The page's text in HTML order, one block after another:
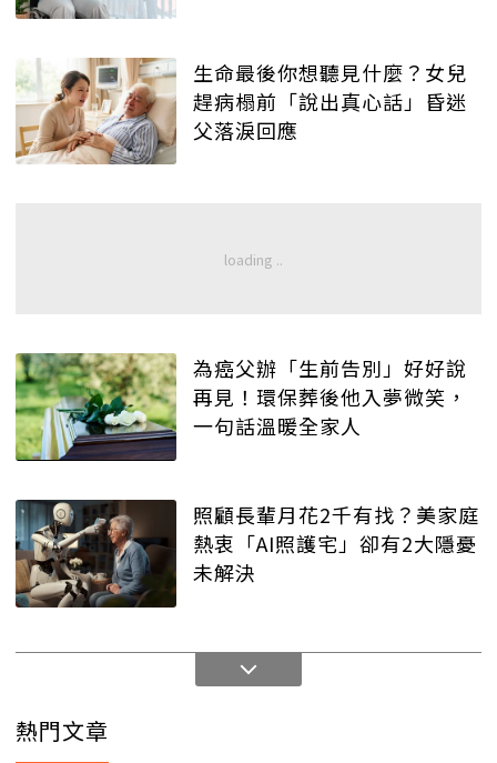
生命最後你想聽見什麼？女兒
趕病榻前「說出真心話」昏迷
父落淚回應
為癌父辦「生前告別」好好說
再見！環保葬後他入夢微笑，
一句話溫暖全家人
照顧長輩月花2千有找？美家庭
熱衷「AI照護宅」卻有2大隱憂
未解決
熱門文章